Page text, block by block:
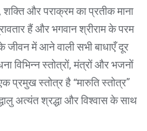
शक्ति और पराक्रम का प्रतीक माना
हैं और भगवान श्रीराम के परम
में आने वाली सभी बाधाएँ दूर
विभिन्न स्तोत्रों, मंत्रों और भजनों
स्तोत्र है “मारुति स्तोत्र”
अत्यंत श्रद्धा और विश्वास के साथ